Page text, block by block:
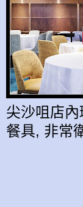
尖沙咀店
餐具, 非常